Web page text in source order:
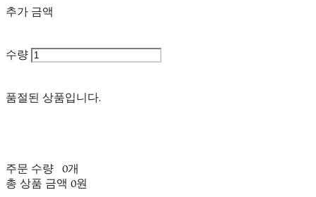
추가 금액
수량
품절된 상품입니다.
주문 수량
0개
총 상품 금액 0원